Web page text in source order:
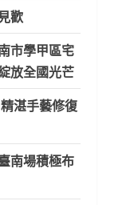
歡
市學甲區宅
放全國光芒
湛手藝修復
南場積極布